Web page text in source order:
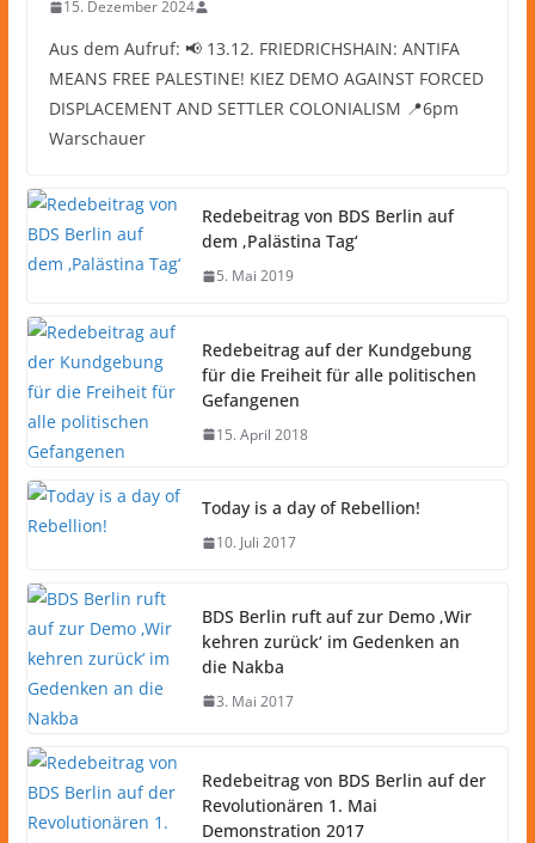
15. Dezember 2024
Aus dem Aufruf: 📢 13.12. FRIEDRICHSHAIN: ANTIFA
MEANS FREE PALESTINE! KIEZ DEMO AGAINST FORCED
DISPLACEMENT AND SETTLER COLONIALISM 📍6pm
Warschauer
Redebeitrag von BDS Berlin auf
dem ‚Palästina Tag‘
5. Mai 2019
Redebeitrag auf der Kundgebung
für die Freiheit für alle politischen
Gefangenen
15. April 2018
Today is a day of Rebellion!
10. Juli 2017
BDS Berlin ruft auf zur Demo ‚Wir
kehren zurück‘ im Gedenken an
die Nakba
3. Mai 2017
Redebeitrag von BDS Berlin auf der
Revolutionären 1. Mai
Demonstration 2017